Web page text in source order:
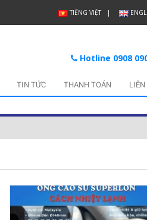
TIẾNG VIỆT
Hotline 0908
TIN TỨC THANH TOÁN LIÊN